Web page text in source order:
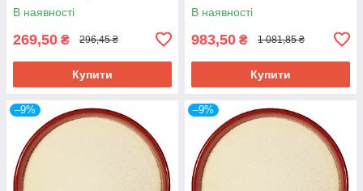
В наявності
269,50 ₴ 296,45 ₴
Купити
В наявності
983,50 ₴ 1 081,85 ₴
Купити
–9% –9%